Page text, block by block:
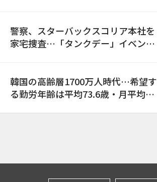
警察、スターバックスコリア本社を
家宅捜査…「タンクデー」イベント
韓国の高齢層1700万人時代…希望す
る勤労年齢は平均73.6歳・月平均賃